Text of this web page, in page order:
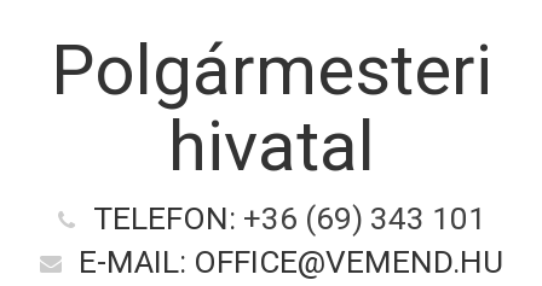
Polgármesteri
hivatal
TELEFON: +36 (69) 343 101
E-MAIL: OFFICE@VEMEND.HU